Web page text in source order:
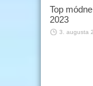
Top
2023
3. augusta